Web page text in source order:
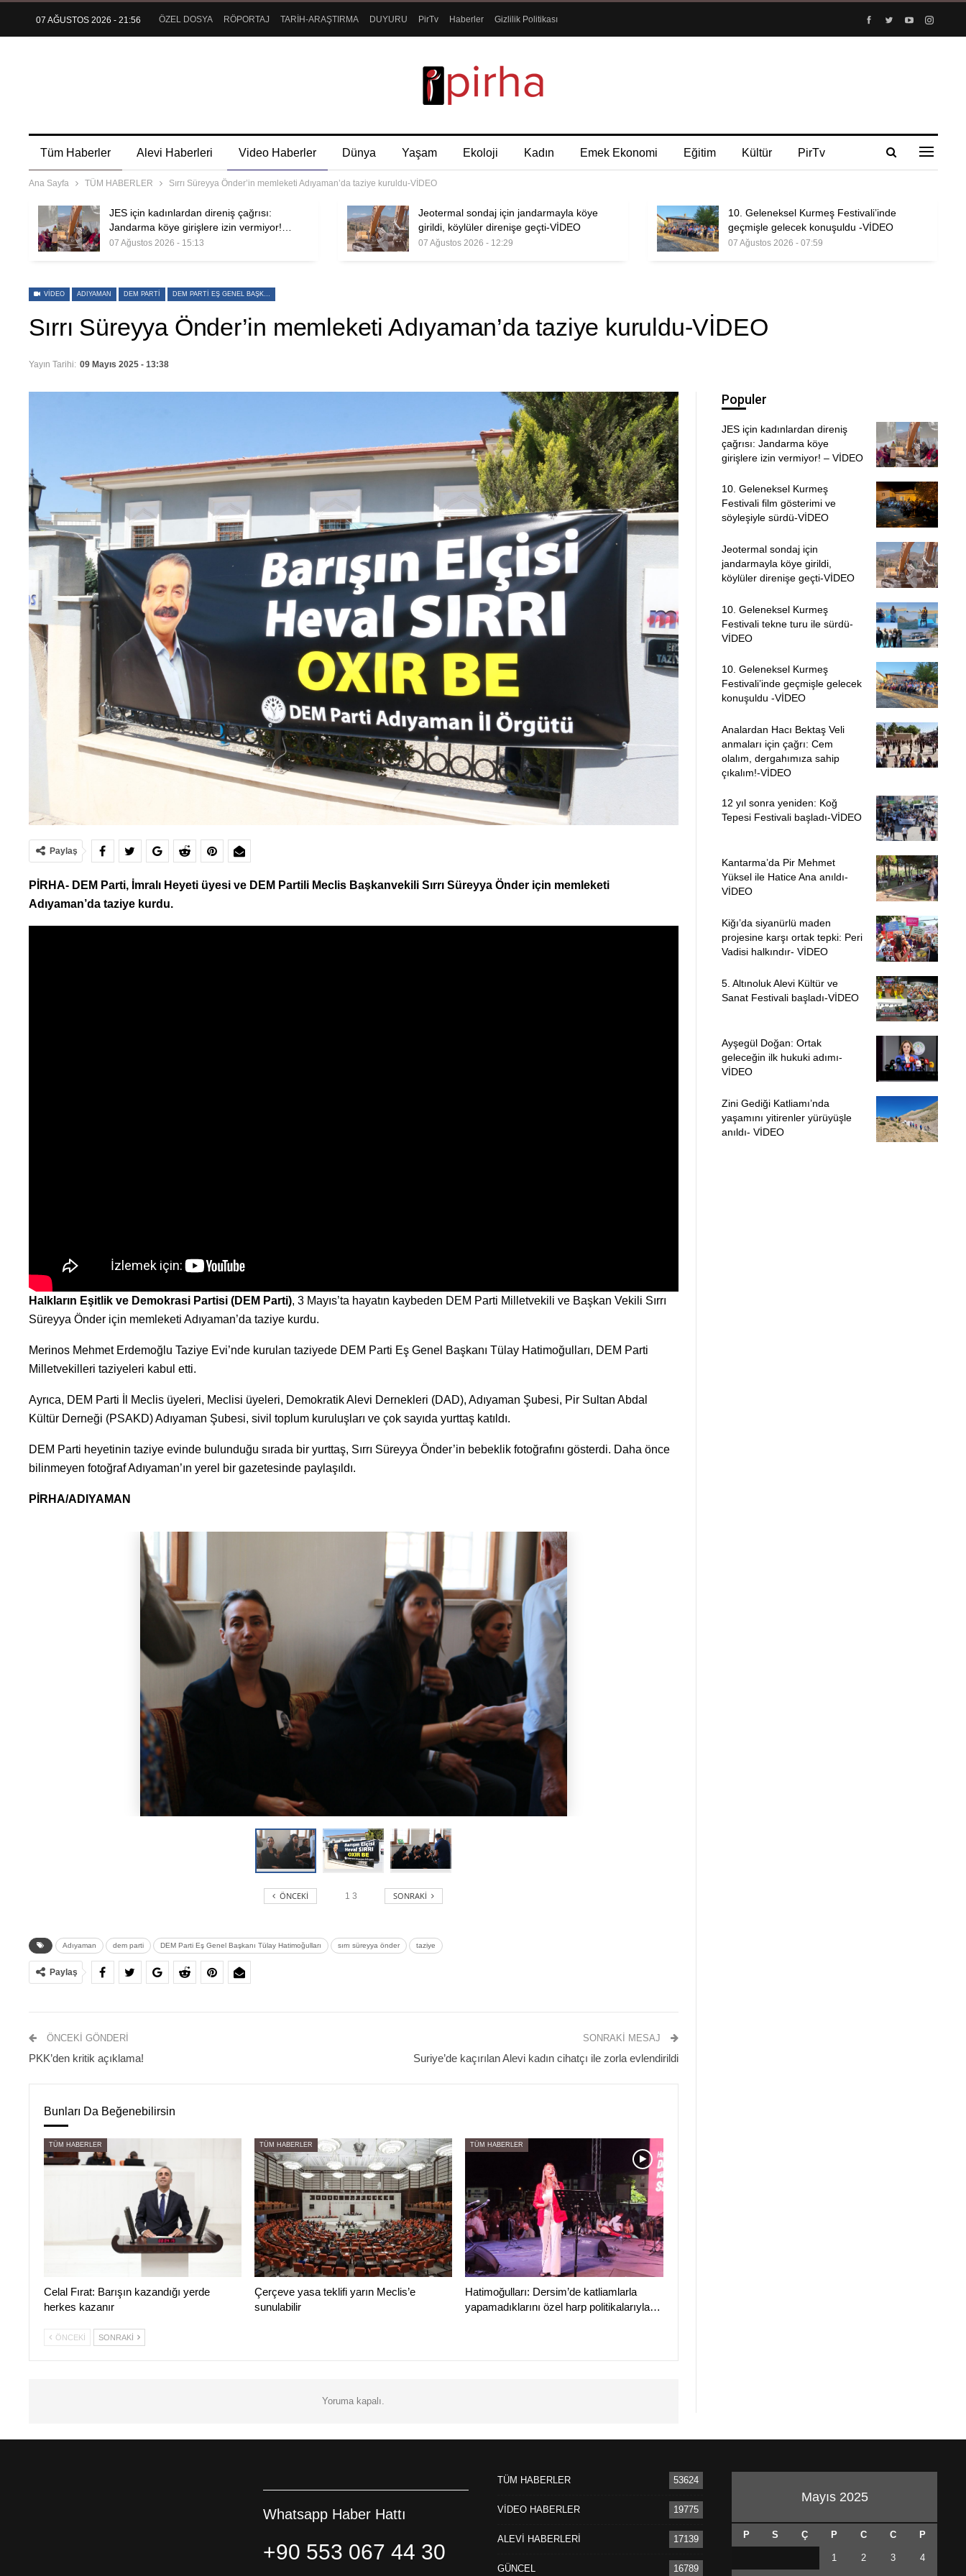
07 AĞUSTOS 2026 - 21:56 ÖZEL DOSYA RÖPORTAJ TARİH-ARAŞTIRMA DUYURU PirTv Haberler Gizlilik Politikası
Tüm Haberler Alevi Haberleri Video Haberler Dünya Yaşam Ekoloji Kadın Emek Ekonomi Eğitim Kültür PirTv
Ana Sayfa TÜM HABERLER Sırrı Süreyya Önder’in memleketi Adıyaman’da taziye kuruldu-VİDEO
JES için kadınlardan direniş çağrısı:
Jandarma köye girişlere izin vermiyor!…
07 Ağustos 2026 - 15:13
Jeotermal sondaj için jandarmayla köye
girildi, köylüler direnişe geçti-VİDEO
07 Ağustos 2026 - 12:29
10. Geleneksel Kurmeş Festivali’inde
geçmişle gelecek konuşuldu -VİDEO
07 Ağustos 2026 - 07:59
VIDEO ADIYAMAN DEM PARTI DEM PARTI EŞ GENEL BAŞKANI TÜLAY HATIMOĞULLARI
Sırrı Süreyya Önder’in memleketi Adıyaman’da taziye kuruldu-VİDEO
Yayın Tarihi: 09 Mayıs 2025 - 13:38
Paylaş
PİRHA- DEM Parti, İmralı Heyeti üyesi ve DEM Partili Meclis Başkanvekili Sırrı Süreyya Önder için memleketi
Adıyaman’da taziye kurdu.
Halkların Eşitlik ve Demokrasi Partisi (DEM Parti), 3 Mayıs’ta hayatın kaybeden DEM Parti Milletvekili ve Başkan Vekili Sırrı
Süreyya Önder için memleketi Adıyaman’da taziye kurdu.
Merinos Mehmet Erdemoğlu Taziye Evi’nde kurulan taziyede DEM Parti Eş Genel Başkanı Tülay Hatimoğulları, DEM Parti
Milletvekilleri taziyeleri kabul etti.
Ayrıca, DEM Parti İl Meclis üyeleri, Meclisi üyeleri, Demokratik Alevi Dernekleri (DAD), Adıyaman Şubesi, Pir Sultan Abdal
Kültür Derneği (PSAKD) Adıyaman Şubesi, sivil toplum kuruluşları ve çok sayıda yurttaş katıldı.
DEM Parti heyetinin taziye evinde bulunduğu sırada bir yurttaş, Sırrı Süreyya Önder’in bebeklik fotoğrafını gösterdi. Daha önce
bilinmeyen fotoğraf Adıyaman’ın yerel bir gazetesinde paylaşıldı.
PİRHA/ADIYAMAN
ÖNCEKI 1 3 SONRAKI
Adıyaman dem parti DEM Parti Eş Genel Başkanı Tülay Hatimoğulları sırrı süreyya önder taziye
Paylaş
ÖNCEKI GÖNDERI
PKK’den kritik açıklama!
SONRAKI MESAJ
Suriye’de kaçırılan Alevi kadın cihatçı ile zorla evlendirildi
Bunları Da Beğenebilirsin
TÜM HABERLER
Celal Fırat: Barışın kazandığı yerde
herkes kazanır
TÜM HABERLER
Çerçeve yasa teklifi yarın Meclis’e
sunulabilir
TÜM HABERLER
Hatimoğulları: Dersim’de katliamlarla
yapamadıklarını özel harp politikalarıyla…
ÖNCEKI SONRAKI
Yoruma kapalı.
Populer
JES için kadınlardan direniş
çağrısı: Jandarma köye
girişlere izin vermiyor! – VİDEO
10. Geleneksel Kurmeş
Festivali film gösterimi ve
söyleşiyle sürdü-VİDEO
Jeotermal sondaj için
jandarmayla köye girildi,
köylüler direnişe geçti-VİDEO
10. Geleneksel Kurmeş
Festivali tekne turu ile sürdü-
VİDEO
10. Geleneksel Kurmeş
Festivali’inde geçmişle gelecek
konuşuldu -VİDEO
Analardan Hacı Bektaş Veli
anmaları için çağrı: Cem
olalım, dergahımıza sahip
çıkalım!-VİDEO
12 yıl sonra yeniden: Koğ
Tepesi Festivali başladı-VİDEO
Kantarma’da Pir Mehmet
Yüksel ile Hatice Ana anıldı-
VİDEO
Kiğı’da siyanürlü maden
projesine karşı ortak tepki: Peri
Vadisi halkındır- VİDEO
5. Altınoluk Alevi Kültür ve
Sanat Festivali başladı-VİDEO
Ayşegül Doğan: Ortak
geleceğin ilk hukuki adımı-
VİDEO
Zini Gediği Katliamı’nda
yaşamını yitirenler yürüyüşle
anıldı- VİDEO
Whatsapp Haber Hattı
+90 553 067 44 30
TÜM HABERLER 53624
VİDEO HABERLER 19775
ALEVİ HABERLERİ 17139
GÜNCEL 16789
Mayıs 2025
P S Ç P C C P
1 2 3 4